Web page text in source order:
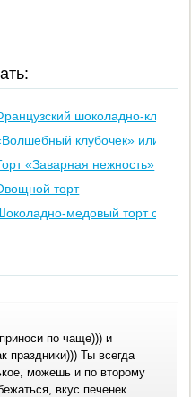
шоколадно-
(без выпечки)клубочек» или
(без выпечки)
«Заварная нежность»
кунжута и кокосовой
торт
медовый торт со
по чаще))) и
праздники))) Ты всегда
можешь и по второму
вкус печенек